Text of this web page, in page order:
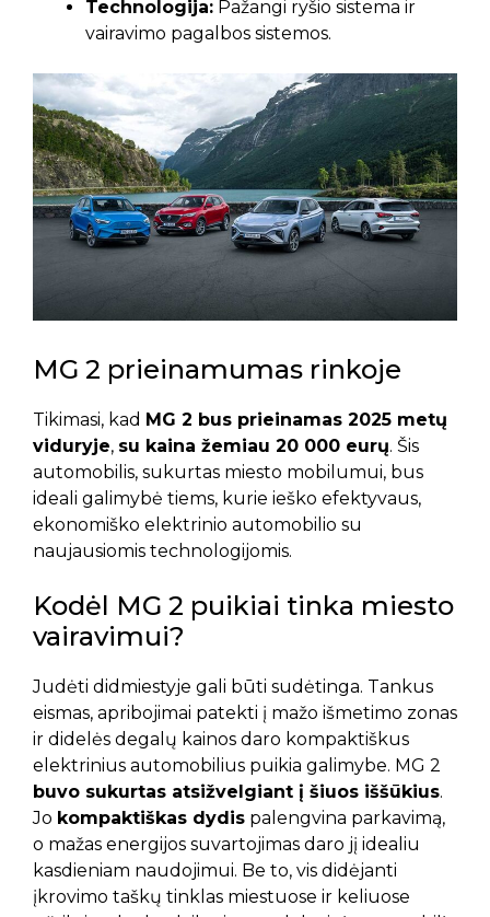
Technologija: Pažangi ryšio sistema ir
vairavimo pagalbos sistemos.
MG 2 prieinamumas rinkoje
Tikimasi, kad MG 2 bus prieinamas 2025 metų
viduryje, su kaina žemiau 20 000 eurų. Šis
automobilis, sukurtas miesto mobilumui, bus
ideali galimybė tiems, kurie ieško efektyvaus,
ekonomiško elektrinio automobilio su
naujausiomis technologijomis.
Kodėl MG 2 puikiai tinka miesto
vairavimui?
Judėti didmiestyje gali būti sudėtinga. Tankus
eismas, apribojimai patekti į mažo išmetimo zonas
ir didelės degalų kainos daro kompaktiškus
elektrinius automobilius puikia galimybe. MG 2
buvo sukurtas atsižvelgiant į šiuos iššūkius.
Jo kompaktiškas dydis palengvina parkavimą,
o mažas energijos suvartojimas daro jį idealiu
kasdieniam naudojimui. Be to, vis didėjanti
įkrovimo taškų tinklas miestuose ir keliuose